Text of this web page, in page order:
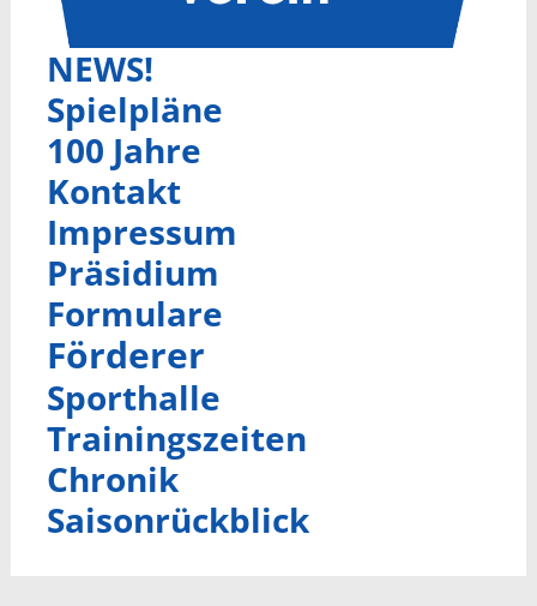
NEWS!
Spielpläne
100 Jahre
Kontakt
Impressum
Präsidium
Formulare
Förderer
Sporthalle
Trainingszeiten
Chronik
Saisonrückblick